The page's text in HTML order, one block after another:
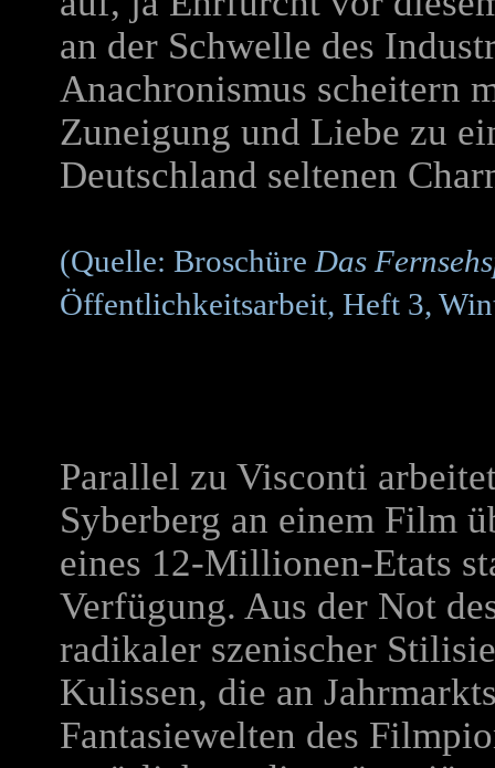
an der Schwelle des
Anachronismus scheitern
Zuneigung und Liebe zu
Deutschland seltenen
(Quelle: Broschüre Das
Öffentlichkeitsarbeit, Heft 3,
Parallel zu Visconti
Syberberg an einem Film
eines 12-Millionen-Etats
Verfügung. Aus der Not
radikaler szenischer
Kulissen, die an
Fantasiewelten des